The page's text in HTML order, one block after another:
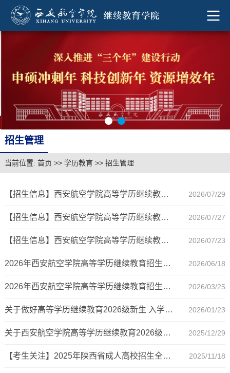
招生管理
当前位置: 首页 >> 学历教育>> 招生管理
【招生信息】西安航空学院高等学历继续教育专业简介（高起专理工类） 2026/07/29
【招生信息】西安航空学院高等学历继续教育专业简介（专升本文史经管类） 2026/07/27
【招生信息】西安航空学院高等学历继续教育专业简介（专升本理工类） 2026/07/23
2026年西安航空学院高等学历继续教育招生简章 2026/06/18
2026年西安航空学院高等学历继续教育招生简章 2026/03/25
关于做好高等学历继续教育2026级新生 入学资格复查及资料填报工作的通知 2026/01/23
关于西安航空学院高等学历继续教育2026级新生报到工作的通知 2025/12/29
【考生关注】2025年陕西省成人高校招生全国统一考试成绩查询公告 2025/11/18